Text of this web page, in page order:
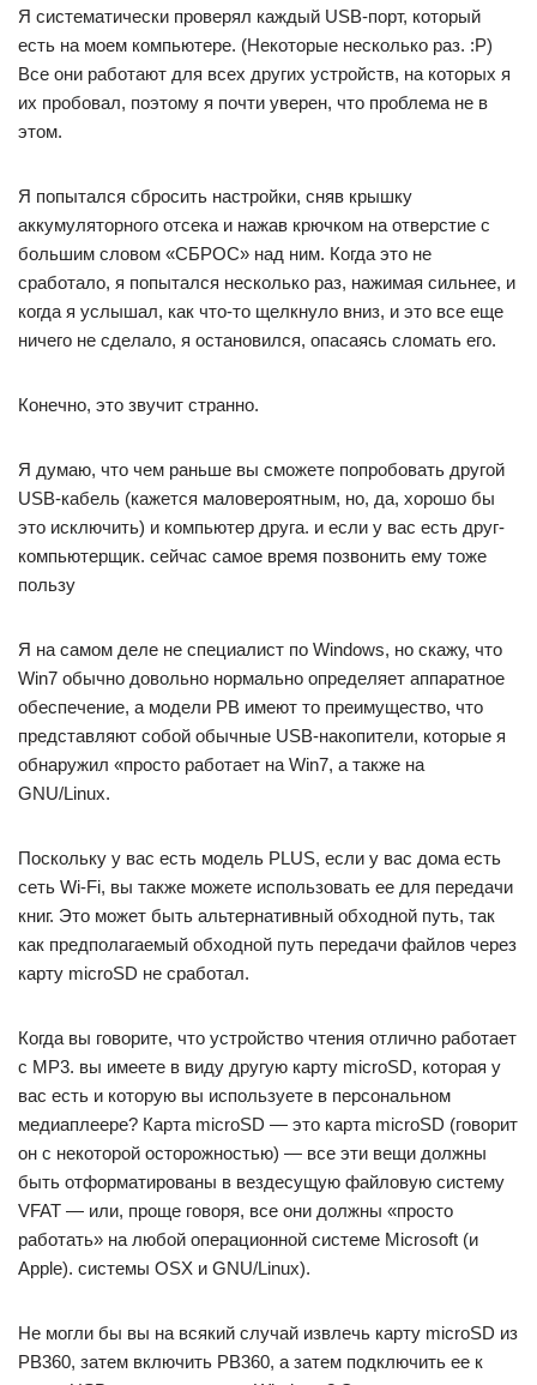
Я систематически проверял каждый USB-порт, который
есть на моем компьютере. (Некоторые несколько раз. :P)
Все они работают для всех других устройств, на которых я
их пробовал, поэтому я почти уверен, что проблема не в
этом.
Я попытался сбросить настройки, сняв крышку
аккумуляторного отсека и нажав крючком на отверстие с
большим словом «СБРОС» над ним. Когда это не
сработало, я попытался несколько раз, нажимая сильнее, и
когда я услышал, как что-то щелкнуло вниз, и это все еще
ничего не сделало, я остановился, опасаясь сломать его.
Конечно, это звучит странно.
Я думаю, что чем раньше вы сможете попробовать другой
USB-кабель (кажется маловероятным, но, да, хорошо бы
это исключить) и компьютер друга. и если у вас есть друг-
компьютерщик. сейчас самое время позвонить ему тоже
пользу
Я на самом деле не специалист по Windows, но скажу, что
Win7 обычно довольно нормально определяет аппаратное
обеспечение, а модели PB имеют то преимущество, что
представляют собой обычные USB-накопители, которые я
обнаружил «просто работает на Win7, а также на
GNU/Linux.
Поскольку у вас есть модель PLUS, если у вас дома есть
сеть Wi-Fi, вы также можете использовать ее для передачи
книг. Это может быть альтернативный обходной путь, так
как предполагаемый обходной путь передачи файлов через
карту microSD не сработал.
Когда вы говорите, что устройство чтения отлично работает
с MP3. вы имеете в виду другую карту microSD, которая у
вас есть и которую вы используете в персональном
медиаплеере? Карта microSD — это карта microSD (говорит
он с некоторой осторожностью) — все эти вещи должны
быть отформатированы в вездесущую файловую систему
VFAT — или, проще говоря, все они должны «просто
работать» на любой операционной системе Microsoft (и
Apple). системы OSX и GNU/Linux).
Не могли бы вы на всякий случай извлечь карту microSD из
PB360, затем включить PB360, а затем подключить ее к